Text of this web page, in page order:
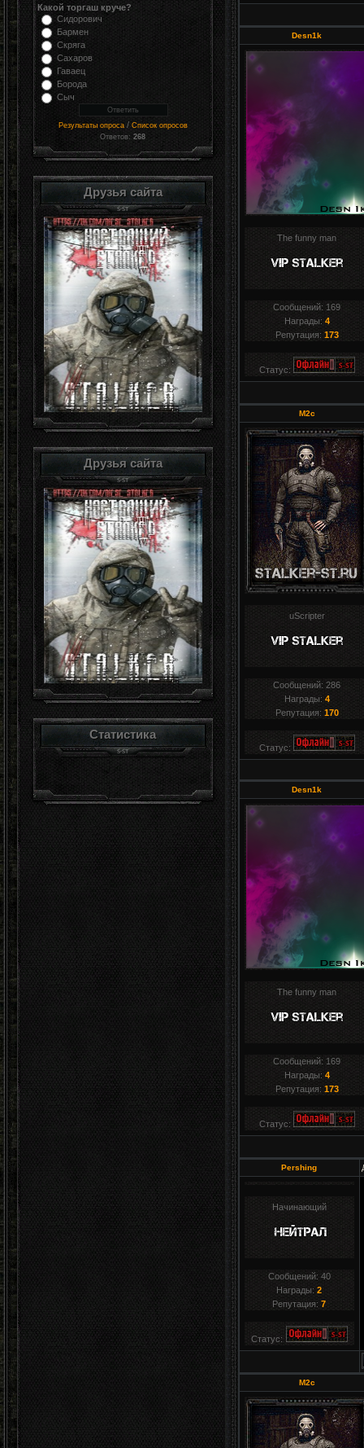
Какой торгаш круче?
Сидорович
Бармен
Скряга
Сахаров
Гаваец
Борода
Сыч
Результаты опроса / Список опросов
Ответов:268
Друзья сайта
Друзья сайта
Статистика
Desn1k
The funny man
Сообщений: 169
Награды: 4
Репутация: 173
Статус:
M2c
uScripter
Сообщений:286
Награды: 4
Репутация: 170
Статус:
Desn1k
The funny man
Сообщений: 169
Награды: 4
Репутация: 173
Статус:
Pershing
Начинающий
Сообщений: 40
Награды:2
Репутация:7
Статус:
M2c